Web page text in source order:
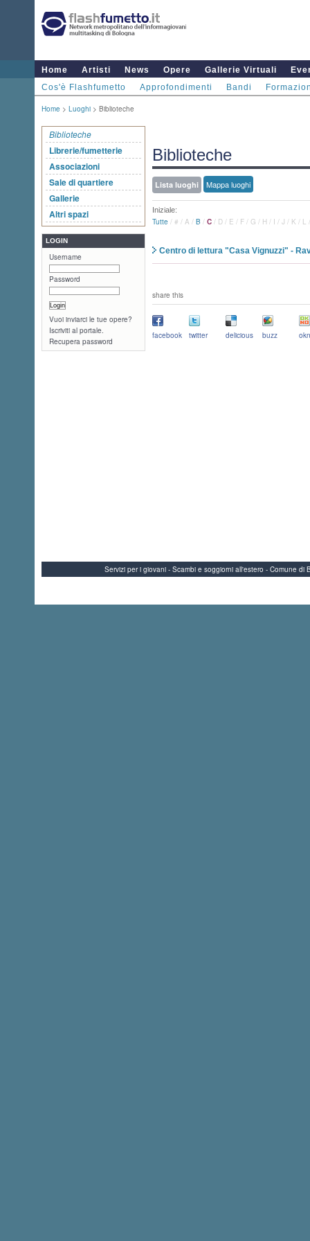
Home Artisti News Opere Gallerie Virtuali
Cos'è Flashfumetto
Approfondimenti Bandi
Home > Luoghi > Biblioteche
Biblioteche
Librerie/fumetterie
Associazioni
Sale di quartiere
Gallerie
Altri spazi
LOGIN
Username
Password
Vuoi inviarci le tue opere?
Iscriviti al portale.
Recupera password
Biblioteche
Lista luoghi Mappa luoghi
Iniziale:
Tutte / # / A / B / C / D / E / F / G / H / I / J / K / L
Centro di lettura "Casa Vignuzzi" -
share this
facebook twitter delicious buzz
Servizi per i giovani - Scambi e soggiorni all'estero - Comune